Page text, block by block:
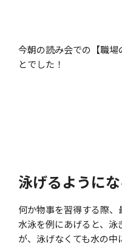
今朝の読み会での【職
とでした！
泳げるように
何か物事を習得する際、
水泳を例にあげると、
が、泳げなくても水の中